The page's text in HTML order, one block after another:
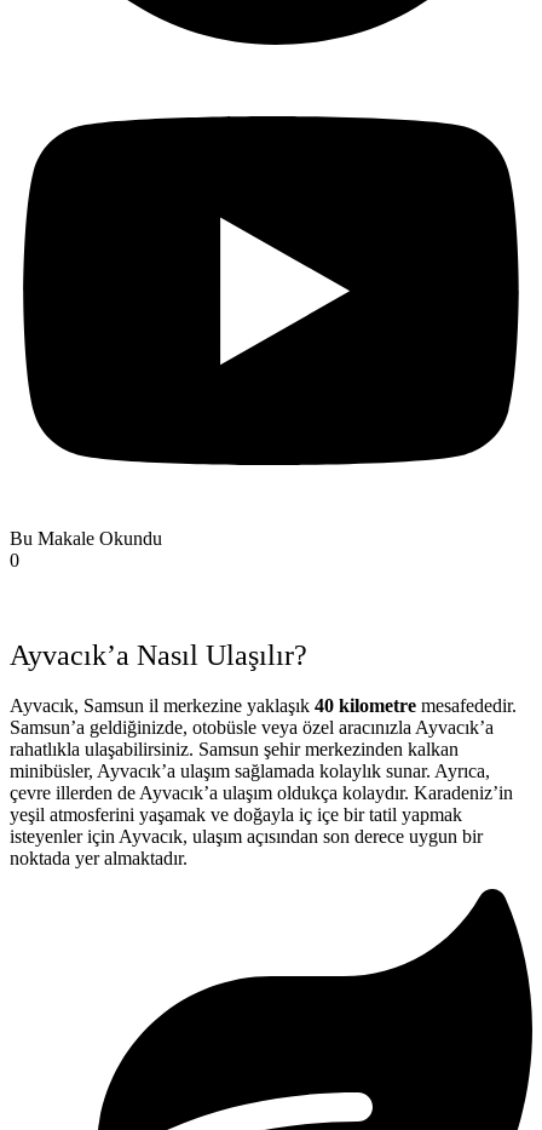
Bu Makale Okundu
0
Ayvacık’a Nasıl Ulaşılır?
Ayvacık, Samsun il merkezine yaklaşık 40 kilometre mesafededir.
Samsun’a geldiğinizde, otobüsle veya özel aracınızla Ayvacık’a
rahatlıkla ulaşabilirsiniz. Samsun şehir merkezinden kalkan
minibüsler, Ayvacık’a ulaşım sağlamada kolaylık sunar. Ayrıca,
çevre illerden de Ayvacık’a ulaşım oldukça kolaydır. Karadeniz’in
yeşil atmosferini yaşamak ve doğayla iç içe bir tatil yapmak
isteyenler için Ayvacık, ulaşım açısından son derece uygun bir
noktada yer almaktadır.